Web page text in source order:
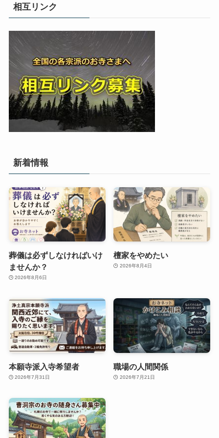
相互リンク
新着情報
葬儀は必ずしなければいけ
ませんか？
2026年8月6日
檀家をやめたい
2026年8月4日
本願寺派入寺希望者
2026年7月31日
職場の人間関係
2026年7月21日